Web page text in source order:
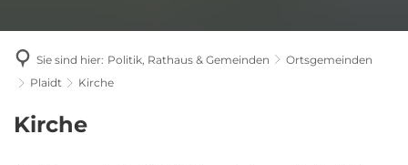
Sie sind hier: Politik, Rathaus & Gemeinden
Ortsgemeinden
Plaidt
Kirche
Kirche
Kirche